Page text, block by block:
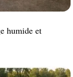
humide et